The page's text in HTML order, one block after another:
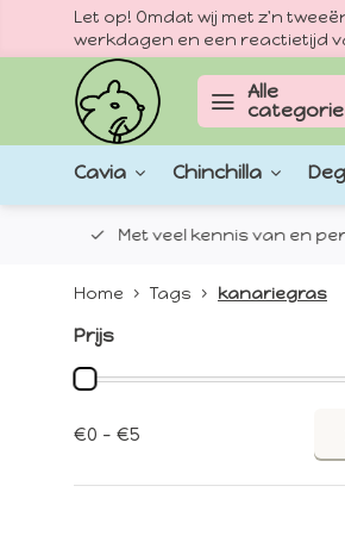
Let op! Omdat wij met z'n
werkdagen en een reactietijd
Alle
Cavia Chinchilla
Met veel kennis van en
Home Tags kanariegras
Prijs
€0 - €5